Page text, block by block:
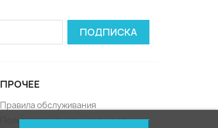
ПРОЧЕЕ
Правила обслуживания
Политика конфиденциальности